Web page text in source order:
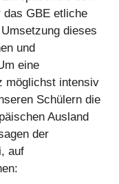
das GBE etliche
dieses
und
eine
möglichst intensiv
Schülern die
Ausland
der
auf